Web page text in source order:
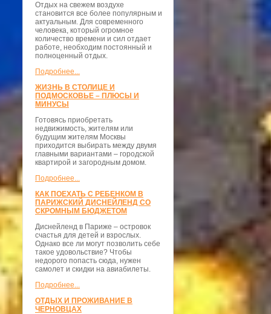
Отдых на свежем воздухе
становится все более популярным и
актуальным. Для современного
человека, который огромное
количество времени и сил отдает
работе, необходим постоянный и
полноценный отдых.
Подробнее...
ЖИЗНЬ В СТОЛИЦЕ И
ПОДМОСКОВЬЕ – ПЛЮСЫ И
МИНУСЫ
Готовясь приобретать
недвижимость, жителям или
будущим жителям Москвы
приходится выбирать между двумя
главными вариантами – городской
квартирой и загородным домом.
Подробнее...
КАК ПОЕХАТЬ С РЕБЕНКОМ В
ПАРИЖСКИЙ ДИСНЕЙЛЕНД СО
СКРОМНЫМ БЮДЖЕТОМ
Диснейленд в Париже – островок
счастья для детей и взрослых.
Однако все ли могут позволить себе
такое удовольствие? Чтобы
недорого попасть сюда, нужен
самолет и скидки на авиабилеты.
Подробнее...
ОТДЫХ И ПРОЖИВАНИЕ В
ЧЕРНОВЦАХ